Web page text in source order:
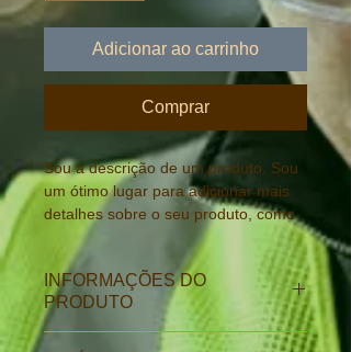
Adicionar ao carrinho
Comprar
Sou a descrição de um produto. Sou
um ótimo lugar para adicionar mais
detalhes sobre o seu produto, como
tamanho, material, cuidados
especiais e instruções para limpeza.
INFORMAÇÕES DO
PRODUTO
Sou um detalhe do produto. Sou um